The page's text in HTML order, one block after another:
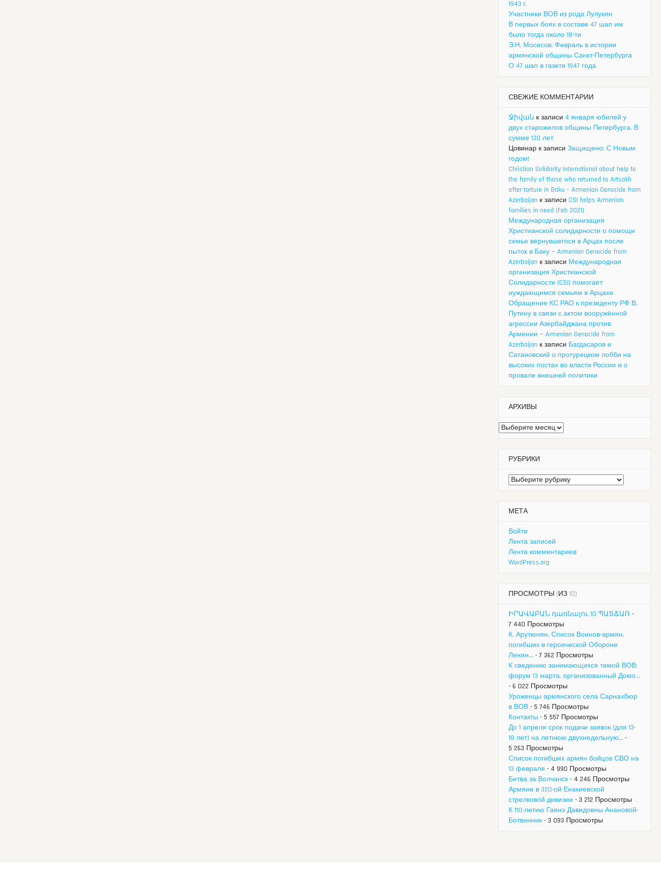
1943 г.
Участники ВОВ из рода Лулукян
В первых боях в составе 47 шап им
было тогда около 18-ти
Э.Н. Мосесов. Февраль в истории
армянской общины Санкт-Петербурга
О 47 шап в газете 1947 года
СВЕЖИЕ КОММЕНТАРИИ
Ջիվան к записи 4 января юбилей у
двух старожилов общины Петербурга. В
сумме 130 лет
Цовинар к записи Защищено: С Новым
годом!
Christian Solidarity International about help to
the family of those who returned to Artsakh
after torture in Baku – Armenian Genocide from
Azerbaijan к записи CSI helps Armenian
families in need (Feb 2021)
Международная организация
Христианской солидарности о помощи
семье вернувшегося в Арцах после
пыток в Баку — Armenian Genocide from
Azerbaijan к записи Международная
организация Христианской
Солидарности (CSI) помогает
нуждающимся семьям в Арцахе
Обращение КС РАО к президенту РФ В.
Путину в связи с актом вооружённой
агрессии Азербайджана против
Армении — Armenian Genocide from
Azerbaijan к записи Багдасаров и
Сатановский о протурецком лобби на
высоких постах во власти России и о
провале внешней политики
АРХИВЫ
Архивы
РУБРИКИ
Рубрики
МЕТА
Войти
Лента записей
Лента комментариев
WordPress.org
ПРОСМОТРЫ (ИЗ 10)
ԻՐԱՎԱԲԱՆ դառնալու 10 ՊԱՏՃԱՌ -
7 440 Просмотры
К. Арутюнян. Список Воинов-армян,
погибших в героической Обороне
Ленин... - 7 362 Просмотры
К сведению занимающихся темой ВОВ:
форум 13 марта, организованный Домо...
- 6 022 Просмотры
Уроженцы армянского села Сарнахбюр
в ВОВ - 5 746 Просмотры
Контакты - 5 557 Просмотры
До 1 апреля срок подачи заявок (для 13-
18 лет) на летнюю двухнедельную... -
5 263 Просмотры
Список погибших армян бойцов СВО на
13 февраля - 4 990 Просмотры
Битва за Волчанск - 4 246 Просмотры
Армяне в 320-ой Енакиевской
стрелковой дивизии - 3 212 Просмотры
К 110-летию Гаянэ Давидовны Анановой-
Ботвинник - 3 093 Просмотры